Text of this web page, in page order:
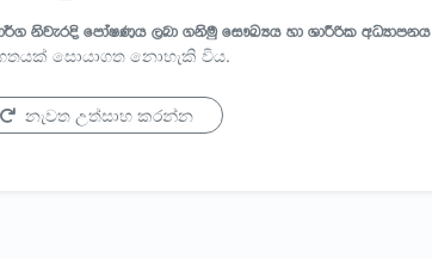
නිවැරදි පෝෂණය ලබා ගනිමු සෞඛ්‍යය හා ශාරීරික අධ්‍යාපනය
සොයාගත නොහැකි විය.
නැවත උත්සාහ කරන්න